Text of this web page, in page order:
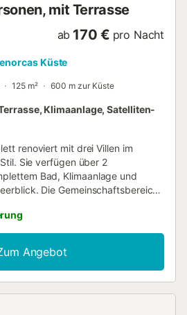
mit Terrasse
ab 170 € pro Nacht
Küste
125 m² 600 m zur Küste
Klimaanlage, Satelliten-
renoviert mit drei Villen im
Sie verfügen über 2
Bad, Klimaanlage und
Die Gemeinschaftsbereiche
Küche ist komplett mit
ausgestattet. Villa 49
Internetzugang. Jede Villa im
und einzigartige Umgebung, in
Sonnenuntergänge von
Angebot